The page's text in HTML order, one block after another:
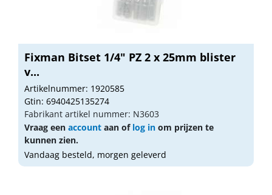
Fixman Bitset 1/4" PZ 2 x 25mm blister
v...
Artikelnummer: 1920585
Gtin: 6940425135274
Fabrikant artikel nummer: N3603
Vraag een account aan of log in om prijzen te
kunnen zien.
Vandaag besteld, morgen geleverd